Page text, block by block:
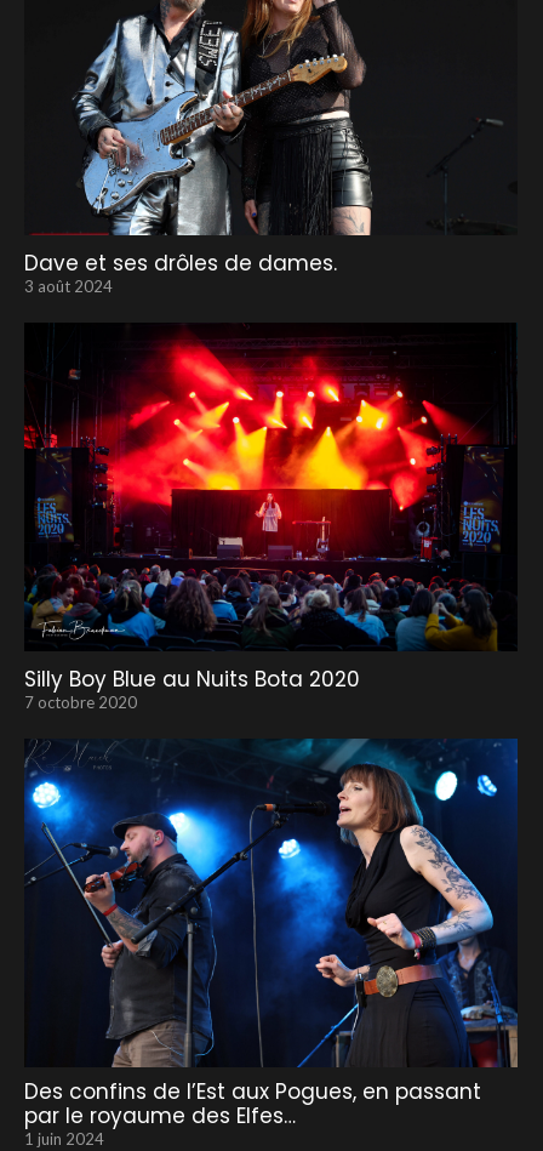
Dave et ses drôles de dames.
3 août 2024
Silly Boy Blue au Nuits Bota 2020
7 octobre 2020
Des confins de l’Est aux Pogues, en passant
par le royaume des Elfes…
1 juin 2024